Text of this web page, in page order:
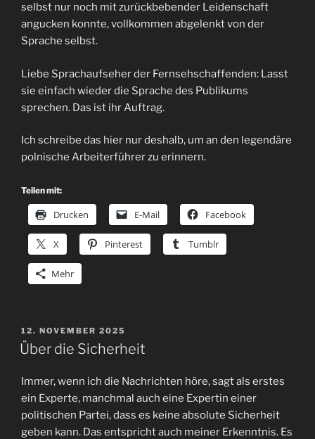
selbst nur noch mit zurückbebender Leidenschaft
angucken konnte, vollkommen abgelenkt von der
Sprache selbst.
Liebe Sprachaufseher der Fernsehschaffenden: Lasst
sie einfach wieder die Sprache des Publikums
sprechen. Das ist ihr Auftrag.
Ich schreibe das hier nur deshalb, um an den legendäre
polnische Arbeiterführer zu erinnern.
Teilen mit:
Drucken E-Mail Facebook
X Pinterest Tumblr
Mehr
VERÖFFENTLICHT
AM
12. NOVEMBER 2025
Über die Sicherheit
Immer, wenn ich die Nachrichten höre, sagt als erstes
ein Experte, manchmal auch eine Expertin einer
politischen Partei, dass es keine absolute Sicherheit
geben kann. Das entspricht auch meiner Erkenntnis. Es